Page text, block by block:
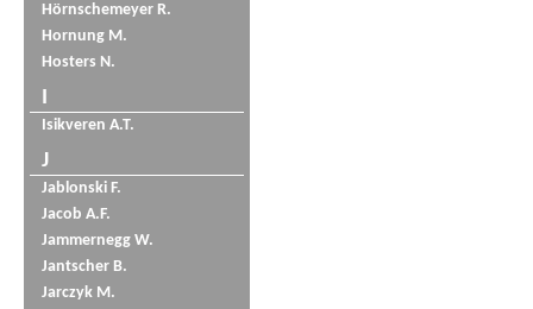
Hörnschemeyer R.
Hornung M.
Hosters N.
I
Isikveren A.T.
J
Jablonski F.
Jacob A.F.
Jammernegg W.
Jantscher B.
Jarczyk M.